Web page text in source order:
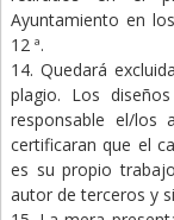
Ayuntamiento en
12 ª.
14. Quedará
plagio. Los
responsable el/los
certificaran que el
es su propio
autor de terceros y